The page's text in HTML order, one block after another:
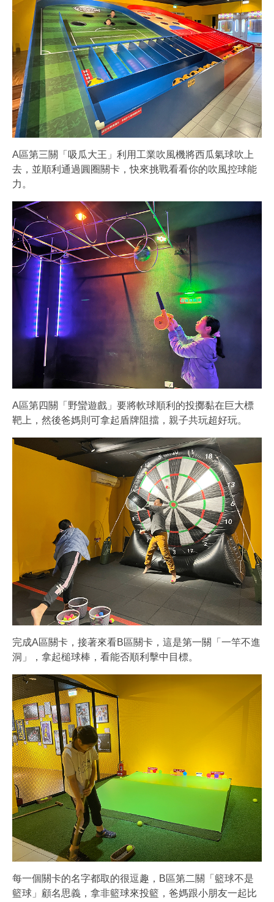
A區第三關「吸瓜大王」利用工業吹風機將西瓜氣球吹上
去，並順利通過圓圈關卡，快來挑戰看看你的吹風控球能
力。
A區第四關「野蠻遊戲」要將軟球順利的投擲黏在巨大標
靶上，然後爸媽則可拿起盾牌阻擋，親子共玩超好玩。
完成A區關卡，接著來看B區關卡，這是第一關「一竿不進
洞」，拿起槌球棒，看能否順利擊中目標。
每一個關卡的名字都取的很逗趣，B區第二關「籃球不是
籃球」顧名思義，拿非籃球來投籃，爸媽跟小朋友一起比